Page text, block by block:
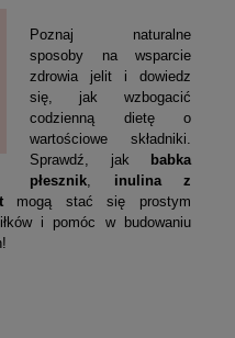
Poznaj naturalne
sposoby na wsparcie
zdrowia jelit i dowiedz
się, jak wzbogacić
codzienną dietę o
wartościowe składniki.
Sprawdź, jak
babka
płesznik, inulina z
mogą stać się prostym
i pomóc w budowaniu